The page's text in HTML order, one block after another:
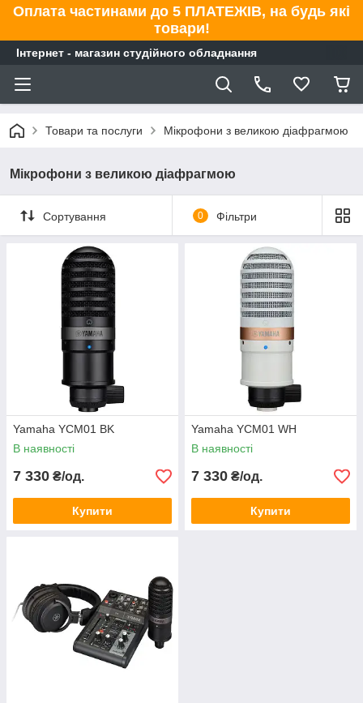
Оплата частинами до 5 ПЛАТЕЖІВ, на будь які
товари!
Інтернет - магазин студійного обладнання
Товари та послуги Мікрофони з великою діафрагмою
Мікрофони з великою діафрагмою
Сортування 0 Фільтри
Yamaha YCM01 BK
В наявності
7 330 ₴/од.
Купити
Yamaha YCM01 WH
В наявності
7 330 ₴/од.
Купити